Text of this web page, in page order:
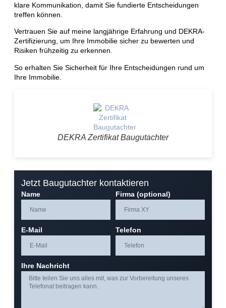
klare Kommunikation, damit Sie fundierte Entscheidungen
treffen können.
Vertrauen Sie auf meine langjährige Erfahrung und DEKRA-
Zertifizierung, um Ihre Immobilie sicher zu bewerten und
Risiken frühzeitig zu erkennen.
So erhalten Sie Sicherheit für Ihre Entscheidungen rund um
Ihre Immobilie.
DEKRA Zertifikat Baugutachter
Jetzt Baugutachter kontaktieren
Name Firma (optional)
E-Mail Telefon
Ihre Nachricht